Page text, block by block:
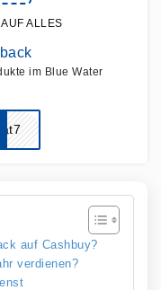
ALLES
im Blue Water
auf Cashbuy?
verdienen?